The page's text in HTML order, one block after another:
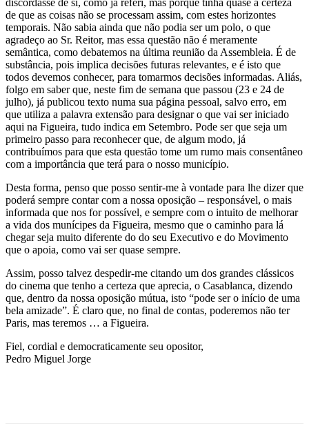
de que as coisas não se processam assim, com estes horizontes
temporais. Não sabia ainda que não podia ser um polo, o que
agradeço ao Sr. Reitor, mas essa questão não é meramente
semântica, como debatemos na última reunião da Assembleia. É de
substância, pois implica decisões futuras relevantes, e é isto que
todos devemos conhecer, para tomarmos decisões informadas. Aliás,
folgo em saber que, neste fim de semana que passou (23 e 24 de
julho), já publicou texto numa sua página pessoal, salvo erro, em
que utiliza a palavra extensão para designar o que vai ser iniciado
aqui na Figueira, tudo indica em Setembro. Pode ser que seja um
primeiro passo para reconhecer que, de algum modo, já
contribuímos para que esta questão tome um rumo mais consentâneo
com a importância que terá para o nosso município.
Desta forma, penso que posso sentir-me à vontade para lhe dizer que
poderá sempre contar com a nossa oposição – responsável, o mais
informada que nos for possível, e sempre com o intuito de melhorar
a vida dos munícipes da Figueira, mesmo que o caminho para lá
chegar seja muito diferente do do seu Executivo e do Movimento
que o apoia, como vai ser quase sempre.
Assim, posso talvez despedir-me citando um dos grandes clássicos
do cinema que tenho a certeza que aprecia, o Casablanca, dizendo
que, dentro da nossa oposição mútua, isto “pode ser o início de uma
bela amizade”. É claro que, no final de contas, poderemos não ter
Paris, mas teremos … a Figueira.
Fiel, cordial e democraticamente seu opositor,
Pedro Miguel Jorge